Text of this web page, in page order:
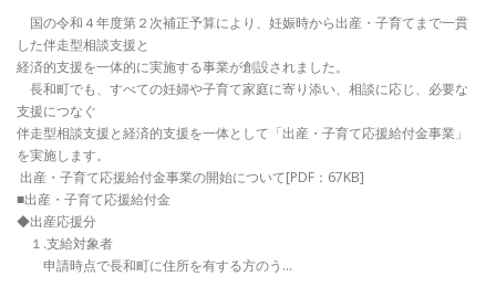
国の令和４年度第２次補正予算により、妊娠時から出産・子育てまで一貫
した伴走型相談支援と
経済的支援を一体的に実施する事業が創設されました。
長和町でも、すべての妊婦や子育て家庭に寄り添い、相談に応じ、必要な
支援につなぐ
伴走型相談支援と経済的支援を一体として「出産・子育て応援給付金事業」
を実施します。
出産・子育て応援給付金事業の開始について[PDF：67KB]
■出産・子育て応援給付金
◆出産応援分
１.支給対象者
申請時点で長和町に住所を有する方のう…